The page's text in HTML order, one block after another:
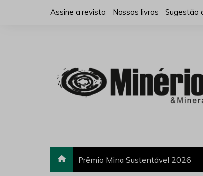
Assine a revista Nossos livros Sugestão
Prêmio Mina Sustentável 2026